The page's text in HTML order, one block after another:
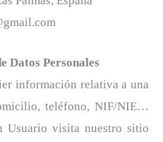
Datos Personales
información relativa a una
teléfono, NIF/NIE…
Usuario visita nuestro sitio